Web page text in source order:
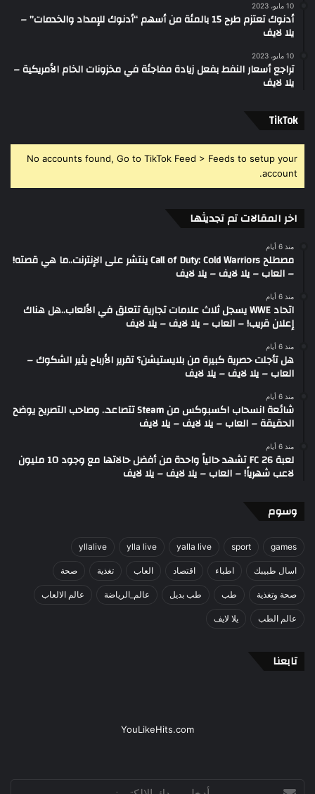
10 مايو، 2023
أدنوك تعتزم طرح 15 بالمئة من أسهم “أدنوك للإمداد والخدمات” –
يلا لايف
10 مايو، 2023
تراجع أسعار النفط بفعل زيادة مفاجئة في مخزونات الخام الأمريكية –
يلا لايف
‫TikTok
No accounts found, Go to TikTok Feed > Feeds to setup your
account.
اخر المقالات تم تجديثها
منذ 6 أيام
مصطلح Call of Duty: Cold Warriors ينتشر على الإنترنت..ما هي قصته!
– العاب – يلا لايف – يلا لايف
منذ 6 أيام
اتحاد WWE يسجل ثلاث علامات تجارية تتعلق في الألعاب..هل هناك
إعلان قريب! – العاب – يلا لايف – يلا لايف
منذ 6 أيام
هل تأجلت حصرية كبيرة من بلايستيشن؟ تقرير الأرباح يثير الشكوك –
العاب – يلا لايف – يلا لايف
منذ 6 أيام
شائعة انسحاب اكسبوكس من Steam تتصاعد.. وصاحب التصريح يوضح
الحقيقة – العاب – يلا لايف – يلا لايف
منذ 6 أيام
لعبة FC 26 تشهد حالياً واحدة من أفضل حالاتها مع وجود 10 مليون
لاعب شهرياً! – العاب – يلا لايف – يلا لايف
وسوم
games
sport
yalla live
ylla live
yllalive
اسال طبيبك اطباء اقتصاد العاب تغذية صحة
صحة وتغذية طب طب بديل عالم_الرياضة عالم الالعاب
عالم الطب يلا لايف
تابعنا
YouLikeHits.com